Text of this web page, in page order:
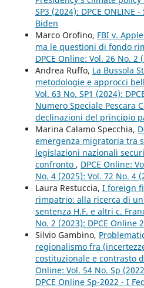
SP3 (2024): DPCE ONLINE
Biden
Marco Orofino, FBI v.
ma le questioni di fondo
DPCE Online: Vol. 26 No. 2
Andrea Ruffo, La Bussola
metodologie e approcci
Vol. 63 No. SP1 (2024):
Numero Speciale Pescara
declinazioni del principio
Marina Calamo Specchia,
emergenza migratoria tra
legislazioni nazionali
confronto , DPCE Online:
No. 4 (2025): Vol. 72 No. 4
Laura Restuccia, I foreign
rimpatrio: alla ricerca di
sentenza H.F. e altri c.
No. 2 (2023): DPCE Online
Silvio Gambino,
regionalismo fra
costituzionale e contrasto
Online: Vol. 54 No. Sp
DPCE Online Sp-2022 - I